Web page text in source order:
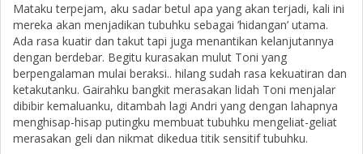
Mataku terpejam, aku sadar betul apa yang akan terjadi, kali ini
mereka akan menjadikan tubuhku sebagai ’hidangan’ utama.
Ada rasa kuatir dan takut tapi juga menantikan kelanjutannya
dengan berdebar. Begitu kurasakan mulut Toni yang
berpengalaman mulai beraksi.. hilang sudah rasa kekuatiran dan
ketakutanku. Gairahku bangkit merasakan lidah Toni menjalar
dibibir kemaluanku, ditambah lagi Andri yang dengan lahapnya
menghisap-hisap putingku membuat tubuhku mengeliat-geliat
merasakan geli dan nikmat dikedua titik sensitif tubuhku.